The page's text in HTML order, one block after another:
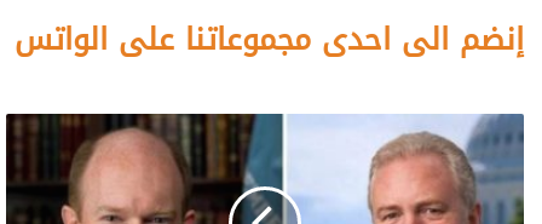
إنضم الى احدى مجموعاتنا على الواتس